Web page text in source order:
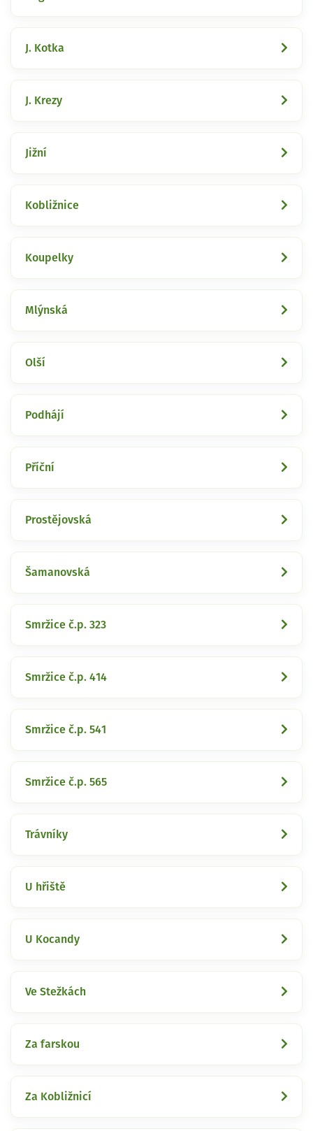
J. Kotka
J. Krezy
Jižní
Kobližnice
Koupelky
Mlýnská
Olší
Podhájí
Příční
Prostějovská
Šamanovská
Smržice č.p. 323
Smržice č.p. 414
Smržice č.p. 541
Smržice č.p. 565
Trávníky
U hřiště
U Kocandy
Ve Stežkách
Za farskou
Za Kobližnicí